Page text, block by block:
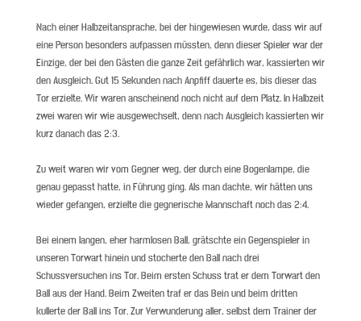
Nach einer Halbzeitansprache, bei der hingewiesen wurde, dass wir auf
eine Person besonders aufpassen müssten, denn dieser Spieler war der
Einzige, der bei den Gästen die ganze Zeit gefährlich war, kassierten wir
den Ausgleich. Gut 15 Sekunden nach Anpfiff dauerte es, bis dieser das
Tor erzielte. Wir waren anscheinend noch nicht auf dem Platz. In Halbzeit
zwei waren wir wie ausgewechselt, denn nach Ausgleich kassierten wir
kurz danach das 2:3.
Zu weit waren wir vom Gegner weg, der durch eine Bogenlampe, die
genau gepasst hatte, in Führung ging. Als man dachte, wir hätten uns
wieder gefangen, erzielte die gegnerische Mannschaft noch das 2:4.
Bei einem langen, eher harmlosen Ball, grätschte ein Gegenspieler in
unseren Torwart hinein und stocherte den Ball nach drei
Schussversuchen ins Tor. Beim ersten Schuss trat er dem Torwart den
Ball aus der Hand. Beim Zweiten traf er das Bein und beim dritten
kullerte der Ball ins Tor. Zur Verwunderung aller, selbst dem Trainer der